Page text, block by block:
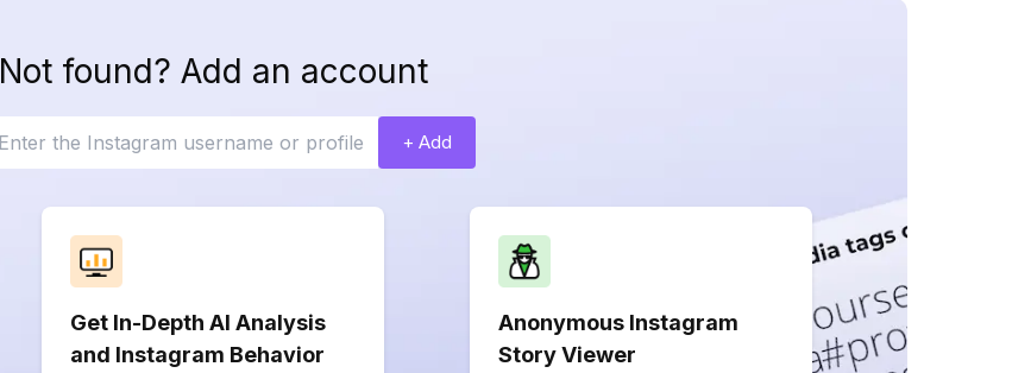
Not found? Add an account
+ Add
Get In-Depth AI Analysis
and Instagram Behavior
Anonymous Instagram
Story Viewer